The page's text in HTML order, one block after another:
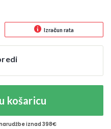
Izračun rata
košaricu
iznad 398€